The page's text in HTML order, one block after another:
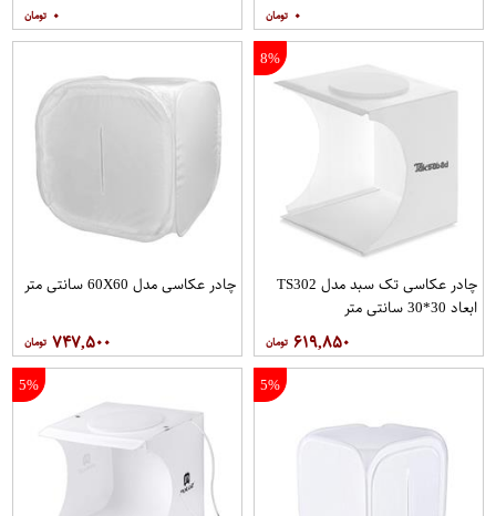
۰ ۰
8%
چادر عکاسی تک سبد مدل TS302
ابعاد 30*30 سانتی متر
۶۱۹,۸۵۰
چادر عکاسی مدل 60X60 سانتی متر
۷۴۷,۵۰۰
5%
5%